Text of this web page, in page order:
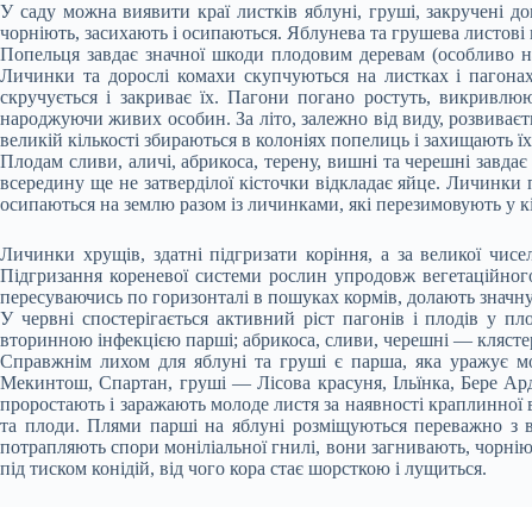
У саду можна виявити краї листків яблуні, груші, закручені
чорніють, засихають і осипаються. Яблунева та грушева
Попельця завдає значної шкоди плодовим деревам (особливо
Личинки та дорослі комахи скупчуються на листках і
скручується і закриває їх. Пагони погано ростуть,
народжуючи живих особин. За літо, залежно від виду,
великій кількості збираються в колоніях попелиць і
Плодам сливи, аличі, абрикоса, терену, вишні та черешні
всередину ще не затверділої кісточки відкладає яйце.
осипаються на землю разом із личинками, які перезимовують у
Личинки хрущів, здатні підгризати коріння, а за великої
Підгризання кореневої системи рослин упродовж
пересуваючись по горизонталі в пошуках кормів, долають
У червні спостерігається активний ріст пагонів і плодів
вторинною інфекцією парші; абрикоса, сливи, черешні —
Справжнім лихом для яблуні та груші є парша, яка уражує
Мекинтош, Спартан, груші — Лісова красуня, Ільїнка, Бере
проростають і заражають молоде листя за наявності
та плоди. Плями парші на яблуні розміщуються переважно з
потрапляють спори моніліальної гнилі, вони загнивають,
під тиском конідій, від чого кора стає шорсткою і лущиться.